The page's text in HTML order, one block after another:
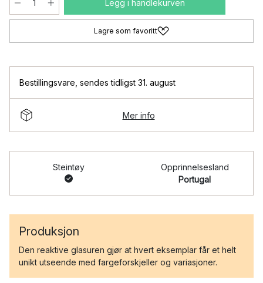
Legg i handlekurven
Lagre som favoritt
Bestillingsvare sendes tidligst 31. august
Mer info
Steintøy
Opprinnelsesland
Portugal
Produksjon
Den reaktive glasuren gjør at hvert eksemplar får et helt
unikt utseende med fargeforskjeller og variasjoner.